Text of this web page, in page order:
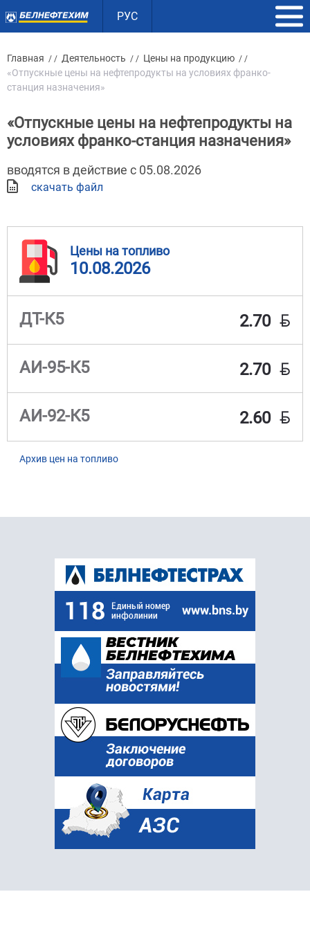
РУС
Главная / / Деятельность / / Цены на продукцию / /
«Отпускные цены на нефтепродукты на условиях франко-
станция назначения»
«Отпускные цены на нефтепродукты на
условиях франко-станция назначения»
вводятся в действие с 05.08.2026
скачать файл
Цены на топливо
10.08.2026
ДТ-К5 2.70 BYN
АИ-95-К5 2.70 BYN
АИ-92-К5 2.60 BYN
Архив цен на топливо